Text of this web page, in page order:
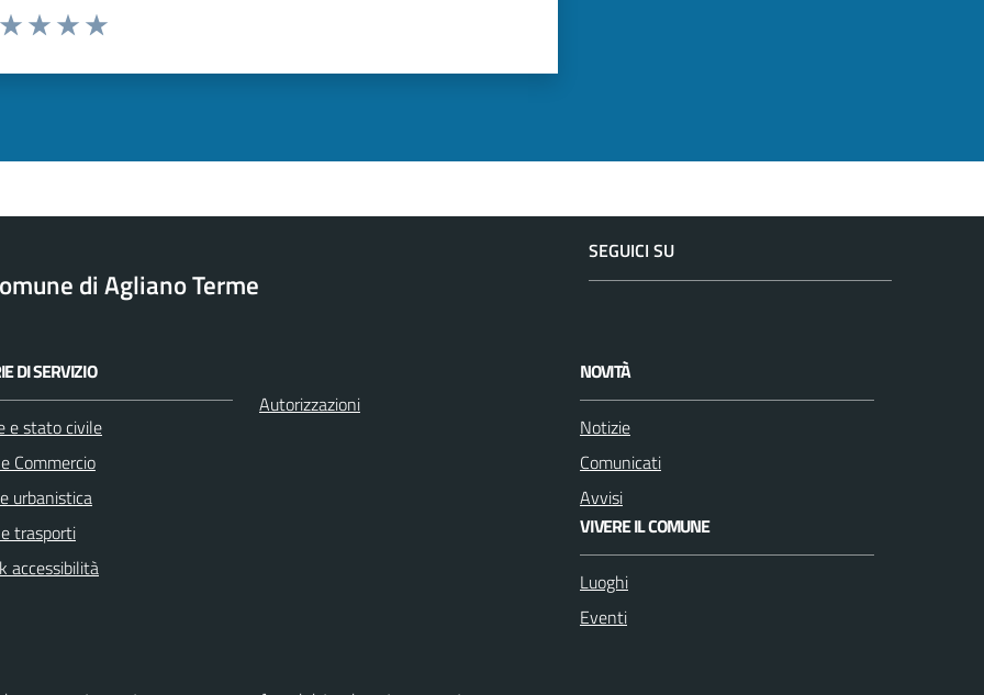
da 1 a 5 stelle la pagina
di Agliano Terme
SEGUICI SU
c
o
o
m
DI SERVIZIO
e stato civile
Commercio
urbanistica
trasporti
accessibilità
Autorizzazioni
NOVITÀ
Notizie
Comunicati
Avvisi
VIVERE IL COMUNE
Luoghi
Eventi